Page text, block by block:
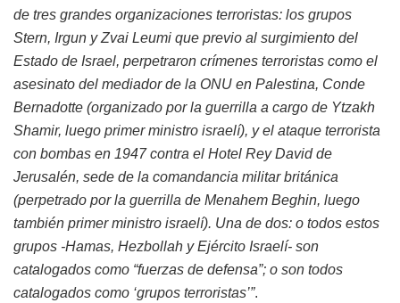
de tres grandes organizaciones terroristas: los grupos
Stern, Irgun y Zvai Leumi que previo al surgimiento del
Estado de Israel, perpetraron crímenes terroristas como el
asesinato del mediador de la ONU en Palestina, Conde
Bernadotte (organizado por la guerrilla a cargo de Ytzakh
Shamir, luego primer ministro israelí), y el ataque terrorista
con bombas en 1947 contra el Hotel Rey David de
Jerusalén, sede de la comandancia militar británica
(perpetrado por la guerrilla de Menahem Beghin, luego
también primer ministro israelí). Una de dos: o todos estos
grupos -Hamas, Hezbollah y Ejército Israelí- son
catalogados como “fuerzas de defensa”; o son todos
catalogados como ‘grupos terroristas’”.